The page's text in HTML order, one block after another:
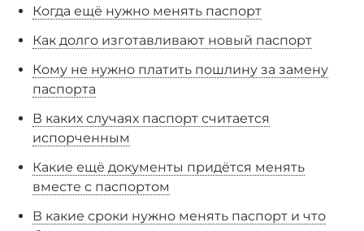
Когда ещё нужно менять паспорт
Как долго изготавливают новый паспорт
Кому не нужно платить пошлину за замену
паспорта
В каких случаях паспорт считается
испорченным
Какие ещё документы придётся менять
вместе с паспортом
В какие сроки нужно менять паспорт и что